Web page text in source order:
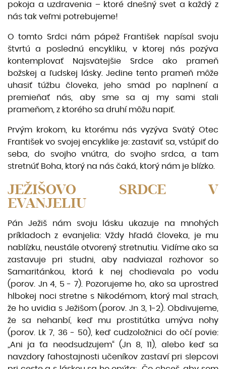
pokoja a uzdrave­nia – ktoré dnešný svet a každý z
nás tak veľmi potrebujeme!
O tomto Srdci nám pápež František napísal svoju
štvrtú a poslednú encykliku, v ktorej nás pozýva
kontemplovať Najsvätejšie Srdce ako prameň
božskej a ľudskej lásky. Jedine tento prameň môže
uhasiť túžbu človeka, jeho smäd po naplnení a
premieňať nás, aby sme sa aj my sami stali
prameňom, z kto­rého sa druhí môžu napiť.
Prvým krokom, ku ktorému nás vyzýva Svätý Otec
František vo svojej encyklike je: zastaviť sa, vstúpiť do
seba, do svojho vnútra, do svojho srdca, a tam
stretnúť Boha, ktorý na nás čaká, ktorý nám je blízko.
JEŽIŠOVO SRDCE V
EVANJELIU
Pán Ježiš nám svoju lásku ukazuje na mnohých
príkladoch z evanjelia: Vždy hľadá človeka, je mu
na­blízku, neustále otvorený stretnutiu. Vidíme ako sa
zastavuje pri studni, aby nadviazal rozhovor so
Samaritánkou, ktorá k nej chodievala po vodu
(porov. Jn 4, 5 - 7). Pozorujeme ho, ako sa uprostred
hlbokej noci stretne s Nikodémom, ktorý mal strach,
že ho uvidia s Ježišom (porov. Jn 3, 1-2). Ob­divujeme,
že sa nehanbí, keď mu prostitútka umýva nohy
(porov. Lk 7, 36 - 50), keď cudzoložnici do očí povie:
„Ani ja ťa neodsudzujem“ (Jn 8, 11), alebo keď sa
navzdory ľahostajnosti učeníkov za­staví pri slepcovi